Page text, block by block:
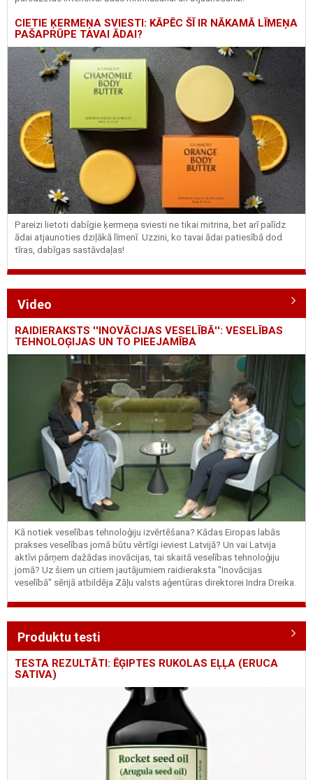
CIETIE ĶERMEŅA SVIESTI: KĀPĒC ŠĪ IR NĀKAMĀ LĪMEŅA
PAŠAPRŪPE TAVAI ĀDAI?
Pareizi lietoti dabīgie ķermeņa sviesti ne tikai mitrina, bet arī palīdz
ādai atjaunoties dziļākā līmenī. Uzzini, ko tavai ādai patiesībā dod
tīras, dabīgas sastāvdaļas!
Video
RAIDIERAKSTS ''INOVĀCIJAS VESELĪBĀ'': VESELĪBAS
TEHNOLOĢIJAS UN TO PIEEJAMĪBA
Kā notiek veselības tehnoloģiju izvērtēšana? Kādas Eiropas labās
prakses veselības jomā būtu vērtīgi ieviest Latvijā? Un vai Latvija
aktīvi pārņem dažādas inovācijas, tai skaitā veselības tehnoloģiju
jomā? Uz šiem un citiem jautājumiem raidieraksta "Inovācijas
veselībā" sērijā atbildēja Zāļu valsts aģentūras direktorei Indra Dreika.
Produktu testi
TESTA REZULTĀTI: ĒĢIPTES RUKOLAS EĻĻA (ERUCA
SATIVA)